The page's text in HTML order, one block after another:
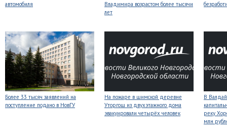
автомобиля
Владимира возрастом более тысячи
лет
Более 33 тысяч заявлений на
поступление подано в НовГУ
На пожаре в шимской деревне
Уторгош из двухэтажного дома
эвакуировали четырёх человек
В
реку
млн